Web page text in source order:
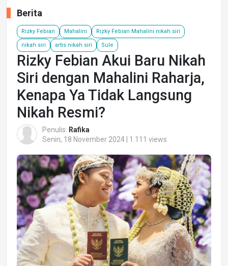
Berita
Rizky Febian Mahalini Rizky Febian Mahalini nikah siri
nikah siri artis nikah siri Sule
Rizky Febian Akui Baru Nikah
Siri dengan Mahalini Raharja,
Kenapa Ya Tidak Langsung
Nikah Resmi?
Penulis: Rafika
Senin, 18 November 2024 | 1.111 views